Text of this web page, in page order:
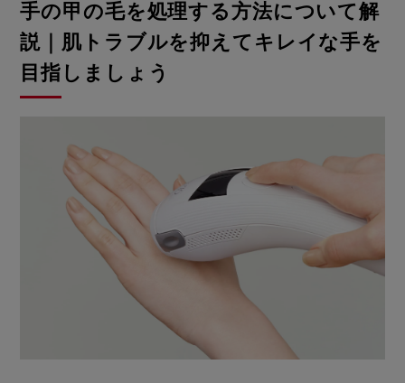
手の甲の毛を処理する方法について解
説｜肌トラブルを抑えてキレイな手を
目指しましょう